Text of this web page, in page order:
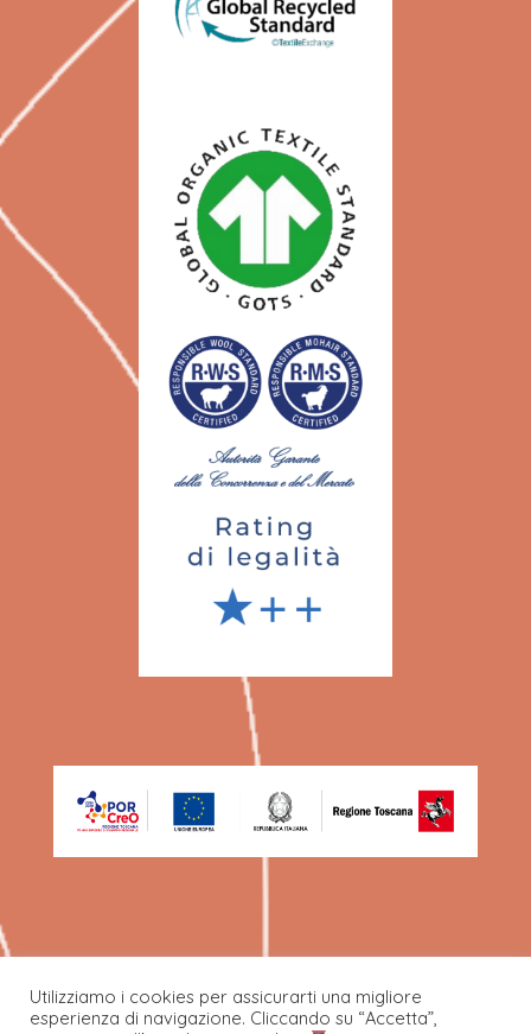
©Ecafil Best SPA 2022.
Utilizziamo i cookies per assicurarti una migliore
esperienza di navigazione. Cliccando su “Accetta”,